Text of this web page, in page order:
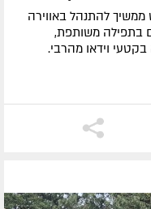
להתנהל באווירה
בתפילה משותפת,
בקטעי וידאו מהרבי.